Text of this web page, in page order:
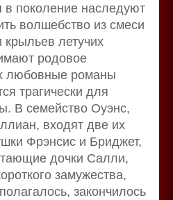
в поколение наследуют
волшебство из смеси
крыльев летучих
родовое
любовные романы
трагически для
В семейство Оуэнс,
входят две их
Фрэнсис и Бриджет,
дочки Салли,
замужества,
закончилось